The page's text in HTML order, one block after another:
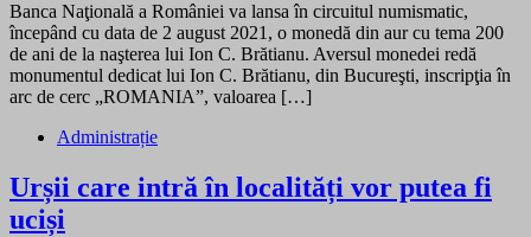
Banca Naţională a României va lansa în circuitul numismatic,
începând cu data de 2 august 2021, o monedă din aur cu tema 200
de ani de la naşterea lui Ion C. Brătianu. Aversul monedei redă
monumentul dedicat lui Ion C. Brătianu, din Bucureşti, inscripţia în
arc de cerc „ROMANIA”, valoarea […]
Administrație
Urșii care intră în localități vor putea fi
uciși